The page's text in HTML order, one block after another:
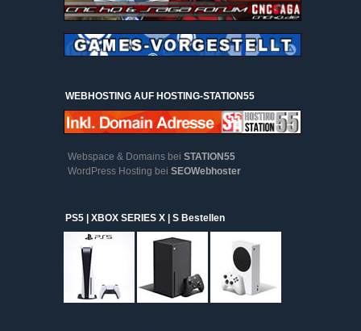
WEBHOSTING AUF HOSTING-STATION55
Webspace & Domains bei STATION55
WordPress Hosting bei SEOWebhoster
PS5 | XBOX SERIES X | S Bestellen